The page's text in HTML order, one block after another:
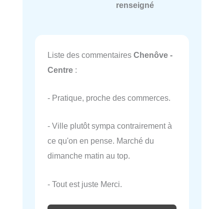
renseigné
Liste des commentaires Chenôve -
Centre :
- Pratique, proche des commerces.
- Ville plutôt sympa contrairement à
ce qu'on en pense. Marché du
dimanche matin au top.
- Tout est juste Merci.